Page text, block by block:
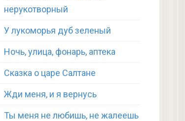
нерукотворный
У лукоморья дуб зеленый
Ночь, улица, фонарь, аптека
Сказка о царе Салтане
Жди меня, и я вернусь
Ты меня не любишь, не жалеешь